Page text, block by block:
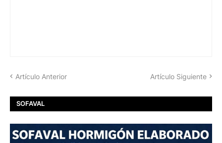
Artículo Anterior Artículo Siguiente
SOFAVAL